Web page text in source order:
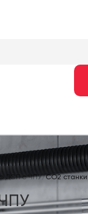
ДСП с ЧПУ/CO2